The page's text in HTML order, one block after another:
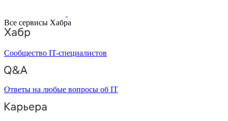
Все сервисы Хабра
Сообщество IT-специалистов
Ответы на любые вопросы об IT